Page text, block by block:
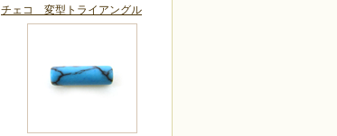
チェコ 変型トライアングル